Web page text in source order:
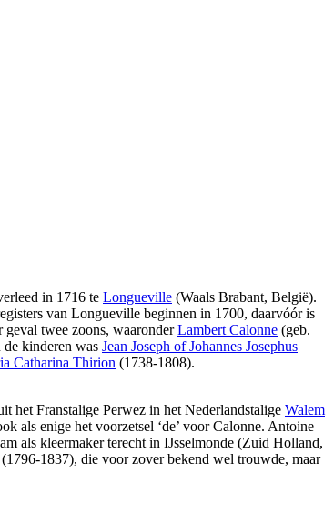
in 1716 te Longueville (Waals Brabant, België).
van Longueville beginnen in 1700, daarvóór is
geval twee zoons, waaronderLambert Calonne (geb.
kinderen was Jean Joseph of Johannes Josephus
Catharina Thirion (1738-1808).
het Franstalige Perwez in het Nederlandstalige Walem
als enige het voorzetsel ‘de’ voor Calonne. Antoine
als kleermaker terecht in IJsselmonde (Zuid Holland,
(1796-1837), die voor zover bekend wel trouwde, maar